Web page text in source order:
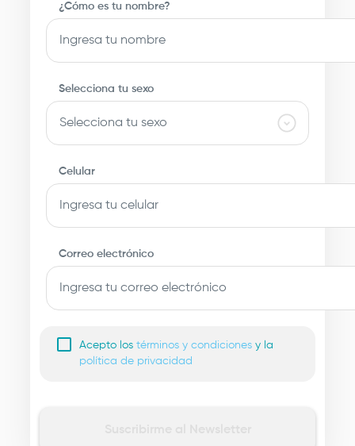
¿Cómo es tu nombre?
Selecciona tu sexo
Celular
Correo electrónico
Acepto los términos y condiciones y la
política de privacidad